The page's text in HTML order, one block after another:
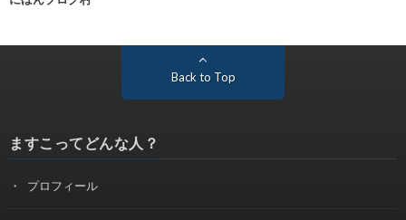
Back to Top
ますこってどんな人？
プロフィール